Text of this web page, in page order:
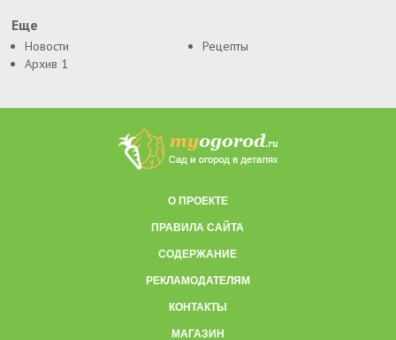
Еще
Новости
Рецепты
Архив 1
О ПРОЕКТЕ
ПРАВИЛА САЙТА
СОДЕРЖАНИЕ
РЕКЛАМОДАТЕЛЯМ
КОНТАКТЫ
МАГАЗИН